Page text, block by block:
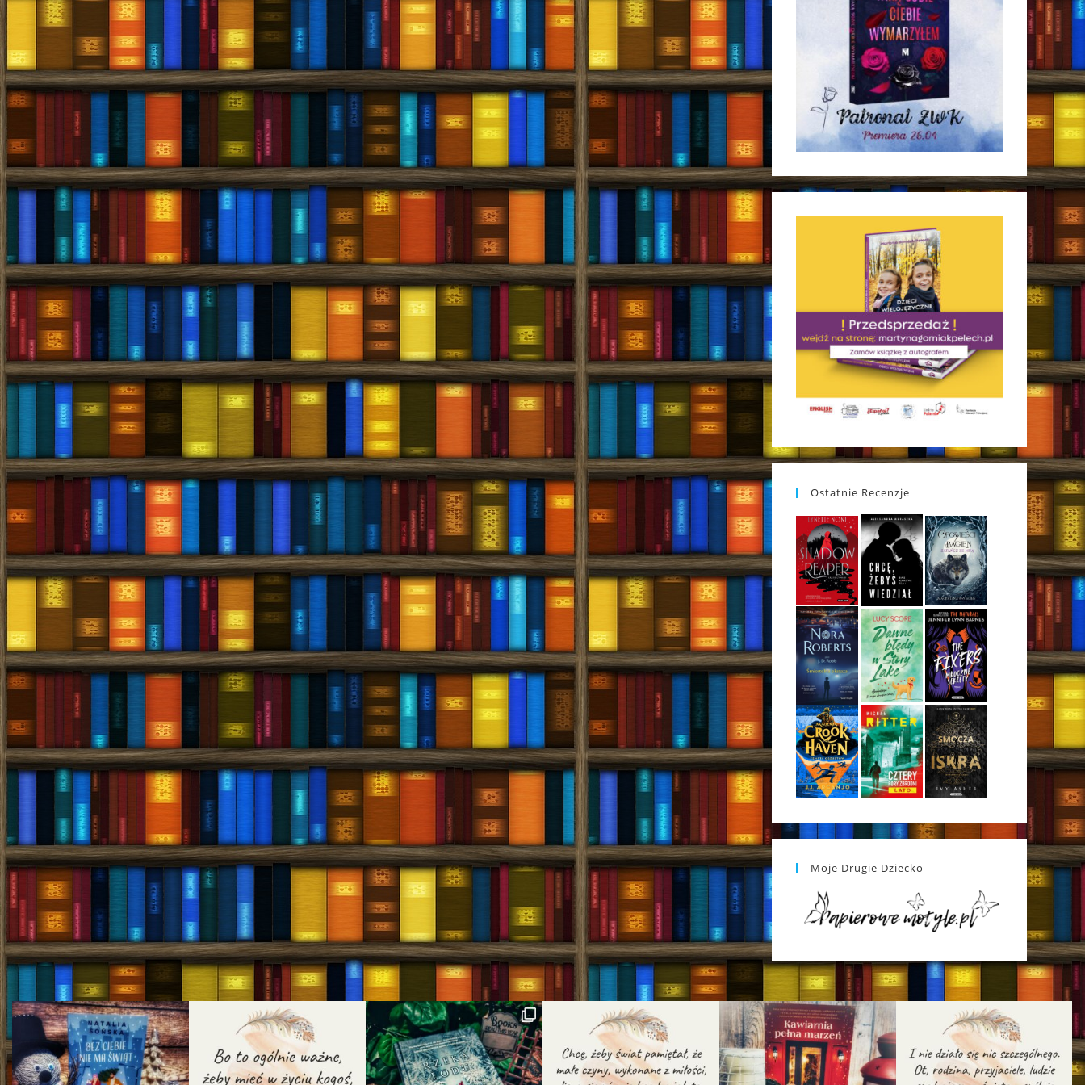
Ostatnie Recenzje
Moje Drugie Dziecko